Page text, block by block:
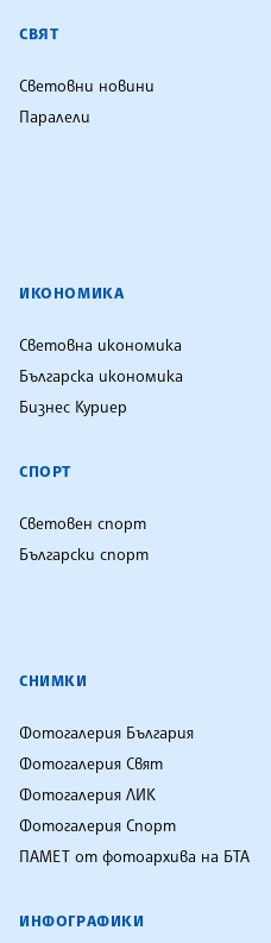
АГЕНЦИЯ
СВЯТ
Световни новини
Паралели
ИКОНОМИКА
Световна икономика
Българска икономика
Бизнес Куриер
СПОРТ
Световен спорт
Български спорт
СНИМКИ
Фотогалерия България
Фотогалерия Свят
Фотогалерия ЛИК
Фотогалерия Спорт
ПАМЕТ от фотоархива на БТА
ИНФОГРАФИКИ